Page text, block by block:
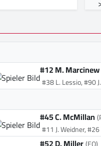
#12 M. Marcinew
#38 L. Lessio, #90
#45 C. McMillan
#11 J. Weidner,